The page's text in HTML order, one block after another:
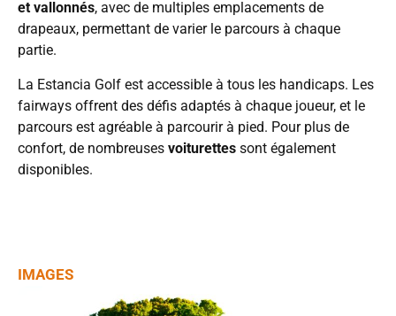
et vallonnés, avec de multiples emplacements de
drapeaux, permettant de varier le parcours à chaque
partie.
La Estancia Golf est accessible à tous les handicaps. Les
fairways offrent des défis adaptés à chaque joueur, et le
parcours est agréable à parcourir à pied. Pour plus de
confort, de nombreuses voiturettessont également
disponibles.